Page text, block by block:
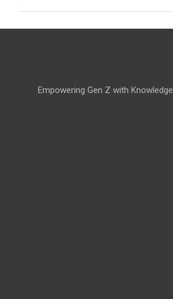
Empowering Gen Z with Knowledge